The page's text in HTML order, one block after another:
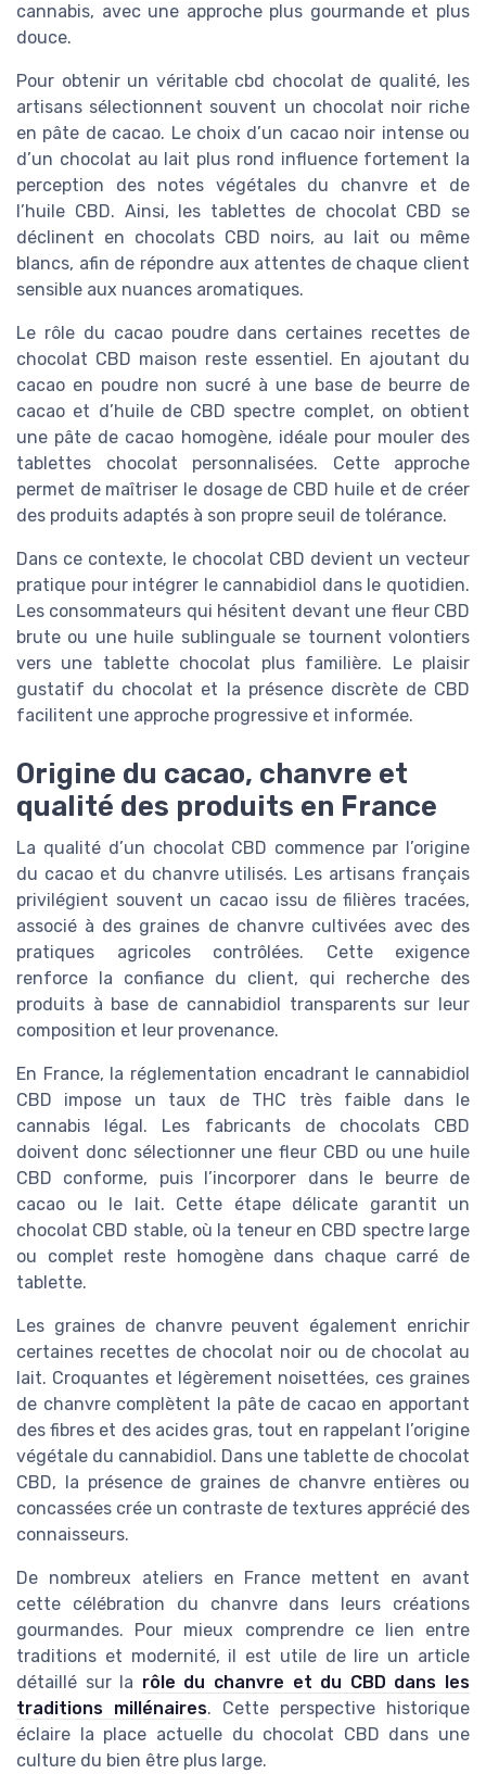
cannabis, avec une approche plus gourmande et plus
douce.
Pour obtenir un véritable cbd chocolat de qualité, les
artisans sélectionnent souvent un chocolat noir riche
en pâte de cacao. Le choix d’un cacao noir intense ou
d’un chocolat au lait plus rond influence fortement la
perception des notes végétales du chanvre et de
l’huile CBD. Ainsi, les tablettes de chocolat CBD se
déclinent en chocolats CBD noirs, au lait ou même
blancs, afin de répondre aux attentes de chaque client
sensible aux nuances aromatiques.
Le rôle du cacao poudre dans certaines recettes de
chocolat CBD maison reste essentiel. En ajoutant du
cacao en poudre non sucré à une base de beurre de
cacao et d’huile de CBD spectre complet, on obtient
une pâte de cacao homogène, idéale pour mouler des
tablettes chocolat personnalisées. Cette approche
permet de maîtriser le dosage de CBD huile et de créer
des produits adaptés à son propre seuil de tolérance.
Dans ce contexte, le chocolat CBD devient un vecteur
pratique pour intégrer le cannabidiol dans le quotidien.
Les consommateurs qui hésitent devant une fleur CBD
brute ou une huile sublinguale se tournent volontiers
vers une tablette chocolat plus familière. Le plaisir
gustatif du chocolat et la présence discrète de CBD
facilitent une approche progressive et informée.
Origine du cacao, chanvre et
qualité des produits en France
La qualité d’un chocolat CBD commence par l’origine
du cacao et du chanvre utilisés. Les artisans français
privilégient souvent un cacao issu de filières tracées,
associé à des graines de chanvre cultivées avec des
pratiques agricoles contrôlées. Cette exigence
renforce la confiance du client, qui recherche des
produits à base de cannabidiol transparents sur leur
composition et leur provenance.
En France, la réglementation encadrant le cannabidiol
CBD impose un taux de THC très faible dans le
cannabis légal. Les fabricants de chocolats CBD
doivent donc sélectionner une fleur CBD ou une huile
CBD conforme, puis l’incorporer dans le beurre de
cacao ou le lait. Cette étape délicate garantit un
chocolat CBD stable, où la teneur en CBD spectre large
ou complet reste homogène dans chaque carré de
tablette.
Les graines de chanvre peuvent également enrichir
certaines recettes de chocolat noir ou de chocolat au
lait. Croquantes et légèrement noisettées, ces graines
de chanvre complètent la pâte de cacao en apportant
des fibres et des acides gras, tout en rappelant l’origine
végétale du cannabidiol. Dans une tablette de chocolat
CBD, la présence de graines de chanvre entières ou
concassées crée un contraste de textures apprécié des
connaisseurs.
De nombreux ateliers en France mettent en avant
cette célébration du chanvre dans leurs créations
gourmandes. Pour mieux comprendre ce lien entre
traditions et modernité, il est utile de lire un article
détaillé sur la rôle du chanvre et du CBD dans les
traditions millénaires. Cette perspective historique
éclaire la place actuelle du chocolat CBD dans une
culture du bien être plus large.